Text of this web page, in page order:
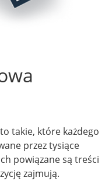
takie, które każdego
przez tysiące
powiązane są treści
zajmują.